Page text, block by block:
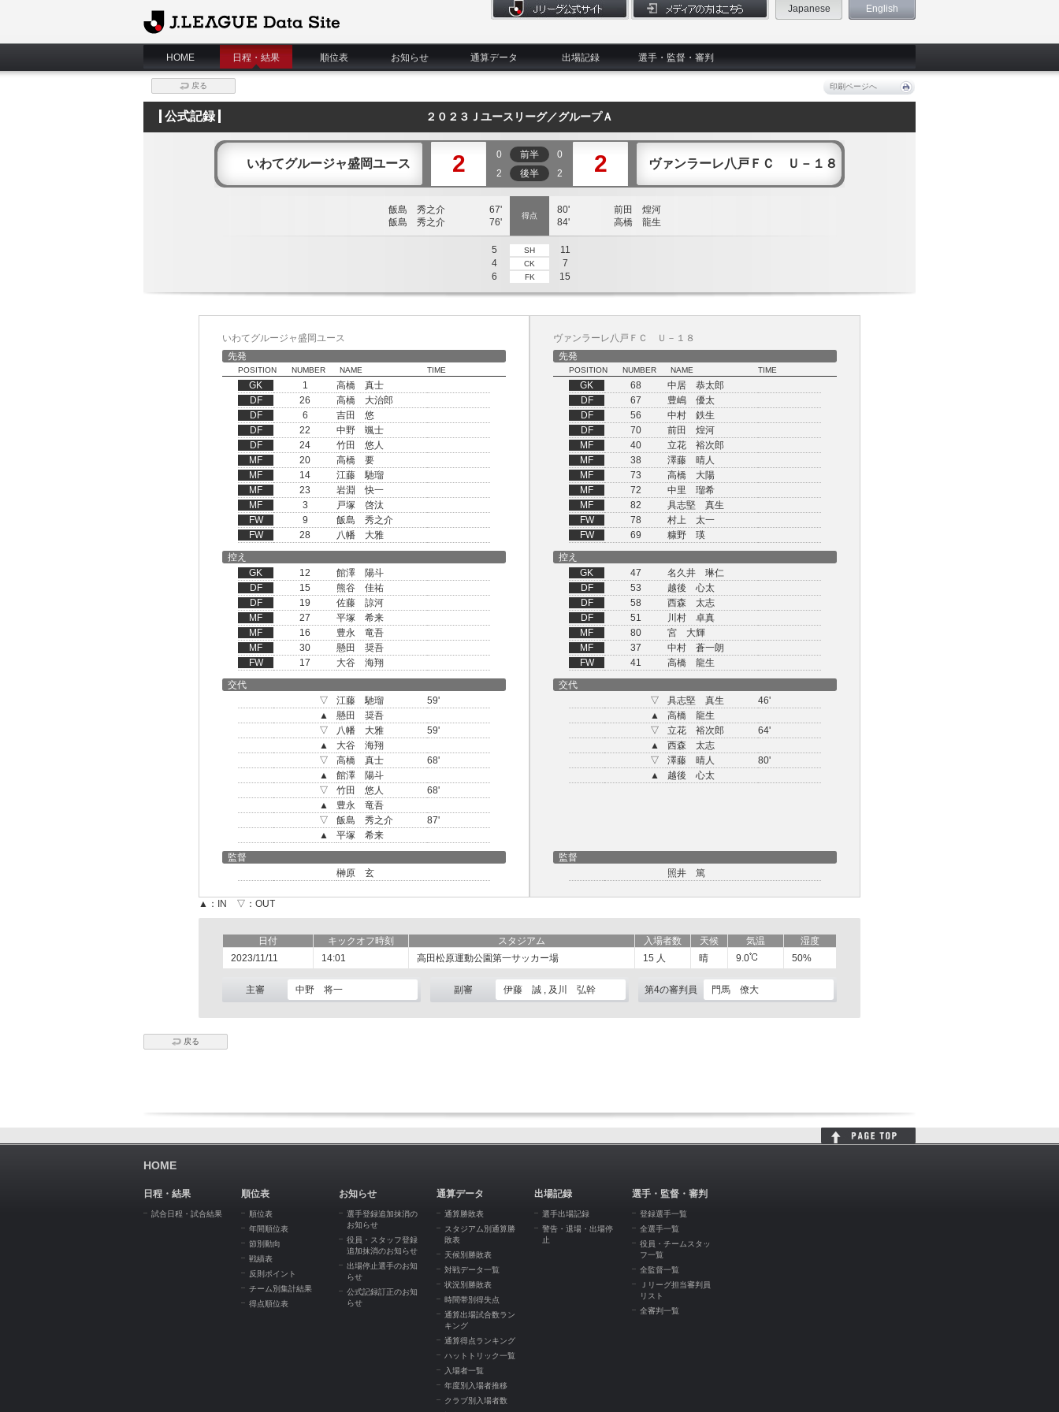
J.League Data Site
Japanese English
HOME 日程・結果 順位表 お知らせ 通算データ 出場記録 選手・監督・審判
戻る 印刷ページへ
公式記録 ２０２３Ｊユースリーグ／グループＡ
いわてグルージャ盛岡ユース 2 0 前半
0
2
後半 2 2 ヴァンラーレ八戸ＦＣ Ｕ－１８
飯島 秀之介
67'
飯島 秀之介
76'
得点
80'
前田 煌河
84'
高橋 龍生
5 SH
11
4
CK
7
6
FK 15
いわてグルージャ盛岡ユース
先発
POSITION NUMBER NAME TIME
GK 1
高橋 真士
DF
26
高橋 大治郎
DF
6
吉田 悠
DF
22
中野 颯士
DF
24
竹田 悠人
MF
20
高橋 要
MF
14
江藤 馳瑠
MF
23
岩淵 快一
MF
3
戸塚 啓汰
FW
9
飯島 秀之介
FW
28 八幡 大雅
ヴァンラーレ八戸ＦＣ Ｕ－１８
先発
POSITION NUMBER NAME TIME
GK 68
中居 恭太郎
DF
67
豊嶋 優太
DF
56
中村 鉄生
DF
70
前田 煌河
MF
40
立花 裕次郎
MF
38
澤藤 晴人
MF
73
高橋 大陽
MF
72
中里 瑠希
MF
82
具志堅 真生
FW
78
村上 太一
FW
69
糠野 瑛
控え
GK
12
館澤 陽斗
DF
15
熊谷 佳祐
DF
19
佐藤 諒河
MF
27
平塚 希来
MF
16
豊永 竜吾
MF
30
懸田 奨吾
FW
17 大谷 海翔
控え
GK
47
名久井 琳仁
DF
53
越後 心太
DF
58
西森 太志
DF
51
川村 卓真
MF
80
宮 大輝
MF
37
中村 蒼一朗
FW
41
高橋 龍生
交代
▽
江藤 馳瑠
59'
▲
懸田 奨吾
▽
八幡 大雅
59'
▲
大谷 海翔
▽
高橋 真士
68'
▲
館澤 陽斗
▽
竹田 悠人
68'
▲
豊永 竜吾
▽
飯島 秀之介
87'
▲
平塚 希来
交代
▽
具志堅 真生
46'
▲
高橋 龍生
▽
立花 裕次郎
64'
▲
西森 太志
▽
澤藤 晴人
80'
▲
越後 心太
監督
榊原 玄
監督
照井 篤
▲：IN ▽：OUT
日付 キックオフ時刻 スタジアム 入場者数 天候 気温
湿度
2023/11/11
14:01 高田松原運動公園第一サッカー場 15 人 晴 9.0 50%
主審 中野 将一 副審 伊藤 誠 , 及川 弘幹 第4の審判員 門馬 僚大
戻る
HOME
日程・結果
試合日程・試合結果
順位表
順位表
年間順位表
節別動向
戦績表
反則ポイント
チーム別集計結果
得点順位表
お知らせ
選手登録追加抹消の
お知らせ
役員・スタッフ登録
追加抹消のお知らせ
出場停止選手のお知
らせ
公式記録訂正のお知
らせ
通算データ
通算勝敗表
スタジアム別通算勝
敗表
天候別勝敗表
対戦データ一覧
状況別勝敗表
時間帯別得失点
通算出場試合数ラン
キング
通算得点ランキング
ハットトリック一覧
入場者一覧
年度別入場者推移
クラブ別入場者数
出場記録
選手出場記録
警告・退場・出場停
止
選手・監督・審判
登録選手一覧
全選手一覧
役員・チームスタッ
フ一覧
全監督一覧
Ｊリーグ担当審判員
リスト
全審判一覧